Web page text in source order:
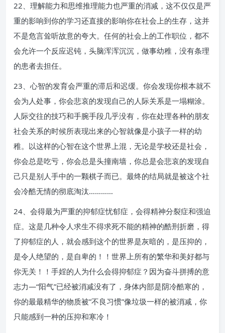
22、理解能力和思维推理能力也严重的消减，这不仅仅是严
重的影响到你的学习还直接的影响你在社会上的生存，这并
不是危言耸听故意的夸大。任何的社会上的工作职位，都不
会允许一个反应迟钝，头脑浑浑沉沉，做事幼稚，没有条理
的患者去担任。
23、心智的发育会严重的滞后和迟缓。你会发现你根本就不
会为人处事，你会悲哀的发现自己的人际关系是一塌糊涂。
人际交往的技巧和手腕手段几乎没有，你在处理各种的朋友
社会关系的时候所表现出来的心智就像是小孩子一样的幼
稚。以这样的心智在这个世界上混，无论是学校还是社会，
你会总是吃亏，你会总是头撞南墙，你总是会悲哀的发现自
己只是别人手中的一颗棋子而已。最终的结局就是被这个社
会冷酷无情的彻底淘汰…………
24、会得最为严重的抑郁症忧郁症，会得精神分裂症和强迫
症。这是几种令人求生不得求死不能的精神的酷刑折磨，得
了抑郁症的人，就会感到这个的世界是灰暗的，是压抑的，
是令人绝望的，是自卑的！！世界上所有的繁华和美好都与
你无关！！手婬的人为什么会得抑郁症？因为奋斗拼搏的意
志力—“阳气”已经被消减没有了，身体内部是阴冷酷寒的，
你的最最精华的物质被”不良习惯”像垃圾一样的被消减，你
只能感到一种的压抑和寒冷！